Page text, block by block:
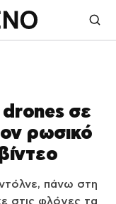
drones σε
ρωσικό
πάνω στη
στις φλόγες τα